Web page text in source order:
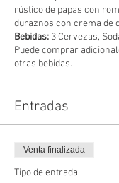
rústico de papas con
duraznos con crema de
Bebidas: 3 Cervezas,
Puede comprar
otras bebidas.
Incluye todas las
Entradas
Venta finalizada
Tipo de entrada